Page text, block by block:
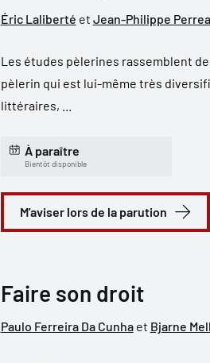
Éric Laliberté et Jean-Philippe
Les études pèlerines rassemblent
pèlerin qui est lui-même très
littéraires, ...
À paraître
Bientôt disponible
M'aviser lors de la parution
Faire son droit
Paulo Ferreira Da Cunhaet Bjarne